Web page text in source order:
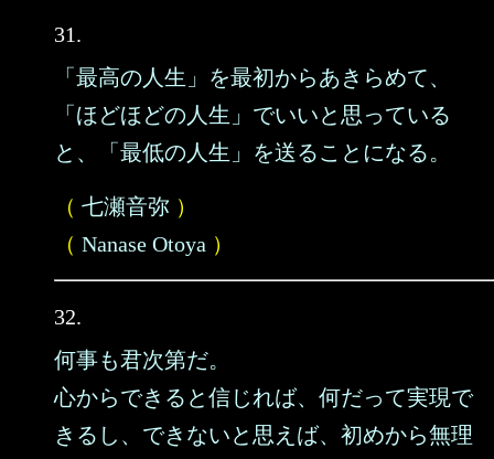
31.
「最高の人生」を最初からあきらめて、
「ほどほどの人生」でいいと思っている
と、「最低の人生」を送ることになる。
（ 七瀬音弥 ）
（ Nanase Otoya ）
32.
何事も君次第だ。
心からできると信じれば、何だって実現で
きるし、できないと思えば、初めから無理